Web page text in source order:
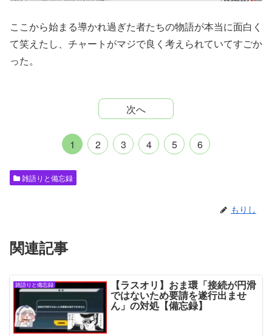
ここから始まる導かれ過ぎた者たちの物語が本当に面白く
て笑えたし、チャートがマジで良く考えられていてすごか
った。
次へ
1 2 3 4 5 6
雑語りと備忘録
もりし
関連記事
雑語りと備忘録 【ラスオリ】おま環「接続が円滑
ではないため要請を遂行出ませ
ん」の対処【備忘録】